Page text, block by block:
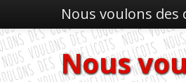
Nous voulons
Nous